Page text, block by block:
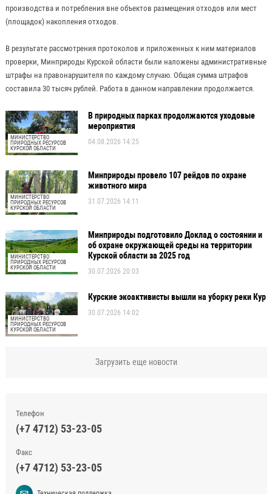
производства и потребления вне объектов размещения отходов или мест
(площадок) накопления отходов.
В результате рассмотрения протоколов и приложенных к ним материалов
проверки, Минприроды Курской области были наложены административные
штрафы на правонарушителя по каждому случаю. Общая сумма штрафов
составила 30 тысяч рублей. Работа в данном направлении продолжается.
МИНИСТЕРСТВО
ПРИРОДНЫХ РЕСУРСОВ
КУРСКОЙ ОБЛАСТИ
В природных парках продолжаются уходовые
мероприятия
04.08.2026 14:25
МИНИСТЕРСТВО
ПРИРОДНЫХ РЕСУРСОВ
КУРСКОЙ ОБЛАСТИ
Минприроды провело 107 рейдов по охране
животного мира
31.07.2026 14:11
МИНИСТЕРСТВО
ПРИРОДНЫХ РЕСУРСОВ
КУРСКОЙ ОБЛАСТИ
Минприроды подготовило Доклад о состоянии и
об охране окружающей среды на территории
Курской области за 2025 год
30.07.2026 20:03
МИНИСТЕРСТВО
ПРИРОДНЫХ РЕСУРСОВ
КУРСКОЙ ОБЛАСТИ
Курские экоактивисты вышли на уборку реки Кур
30.07.2026 14:02
Загрузить еще новости
Телефон
(+7 4712) 53-23-05
Факс
(+7 4712) 53-23-05